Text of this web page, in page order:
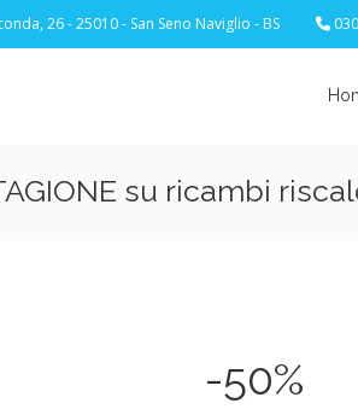
26 - 25010 - San Seno Naviglio - BS
su ricambi
-50%